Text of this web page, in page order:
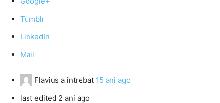
Tumblr
LinkedIn
Mail
Flavius a întrebat 15 ani ago
last edited 2 ani ago